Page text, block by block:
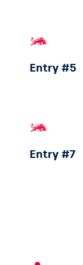
Entry #5
Entry #7